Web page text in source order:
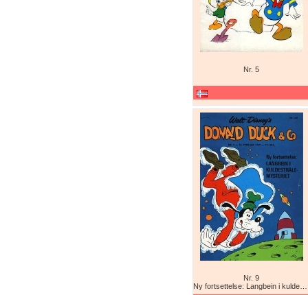
Nr. 5
Nr. 9
Ny fortsettelse: Langbein i kuldestrålemysteriet